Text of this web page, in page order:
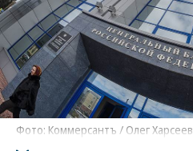
Фото: Коммерсантъ / Олег Харсеев